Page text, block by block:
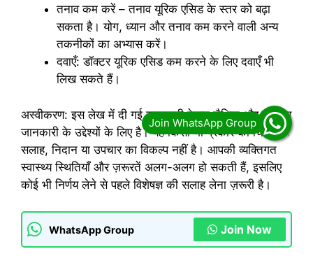
तनाव कम करें – तनाव यूरिक एसिड के स्तर को बढ़ा
सकता है। योग, ध्यान और तनाव कम करने वाली अन्य
तकनीकों का अभ्यास करें।
दवाएँ: डॉक्टर यूरिक एसिड कम करने के लिए दवाएँ भी
लिख सकते हैं।
अस्वीकरण: इस लेख में दी गई जानकारी केवल शैक्षिक और सामान्य
जानकारी के उद्देश्यों के लिए है। यह किसी भी प्रकार की चिकित्सा
सलाह, निदान या उपचार का विकल्प नहीं है। आपकी व्यक्तिगत
स्वास्थ्य स्थितियाँ और ज़रूरतें अलग-अलग हो सकती हैं, इसलिए
कोई भी निर्णय लेने से पहले विशेषज्ञ की सलाह लेना ज़रूरी है।
WhatsApp Group Join Now